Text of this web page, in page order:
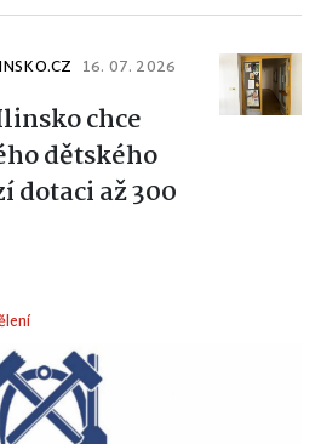
16. 07. 2026
chce
dětského
dotaci až 300